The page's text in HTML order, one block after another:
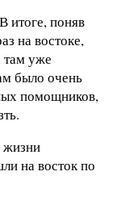
итоге, поняв
на востоке,
там уже
было очень
помощников,
жизни
на восток по